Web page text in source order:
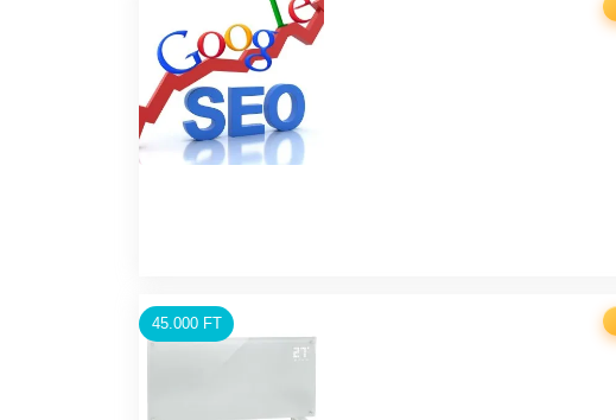
45.000 FT